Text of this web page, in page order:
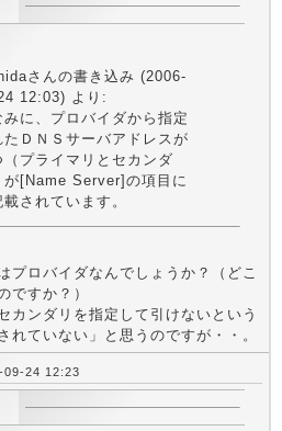
さんの書き込み (2006-
12:03) より:
みに、プロバイダから指定
たＤＮＳサーバアドレスが
（プライマリとセカンダ
が[Name Server]の項目に
載されています。
プロバイダなんでしょうか？（どこ
ですか？）
カンダリを指定して引けないという
れていない」と思うのですが・・。
09-24 12:23